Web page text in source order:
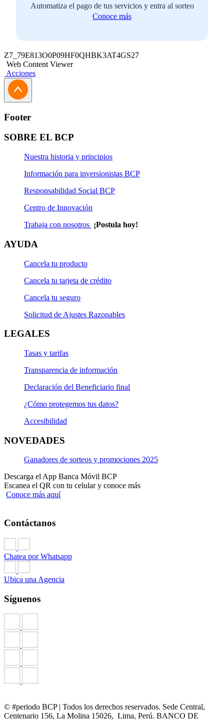
Automatiza el pago de tus servicios y entra al sorteo
Conoce más
Z7_79E813O0P09HF0QHBK3AT4GS27
Web Content Viewer
Acciones
Footer
SOBRE EL BCP
Nuestra historia y principios
Información para inversionistas BCP
Responsabilidad Social BCP
Centro de Innovación
Trabaja con nosotros ¡Postula hoy!
AYUDA
Cancela tu producto
Cancela tu tarjeta de crédito
Cancela tu seguro
Solicitud de Ajustes Razonables
LEGALES
Tasas y tarifas
Transparencia de información
Declaración del Beneficiario final
¿Cómo protegemos tus datos?
Accesibilidad
NOVEDADES
Ganadores de sorteos y promociones 2025
Descarga el App Banca Móvil BCP
Escanea el QR con tu celular y conoce más
Conoce más aquí
Contáctanos
Chatea por Whatsapp
Ubica una Agencia
Síguenos
© #periodo BCP | Todos los derechos reservados. Sede Central,
Centenario 156, La Molina 15026, Lima, Perú. BANCO DE